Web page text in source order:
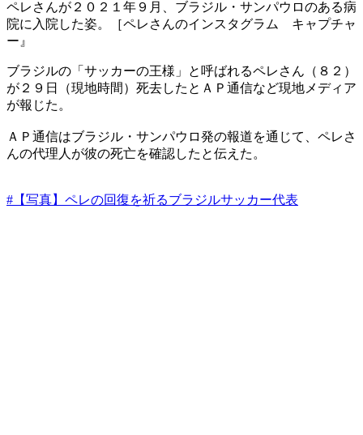
ペレさんが２０２１年９月、ブラジル・サンパウロのある病
院に入院した姿。［ペレさんのインスタグラム キャプチャ
ー』
ブラジルの「サッカーの王様」と呼ばれるペレさん（８２）
が２９日（現地時間）死去したとＡＰ通信など現地メディア
が報じた。
ＡＰ通信はブラジル・サンパウロ発の報道を通じて、ペレさ
んの代理人が彼の死亡を確認したと伝えた。
#【写真】ペレの回復を祈るブラジルサッカー代表